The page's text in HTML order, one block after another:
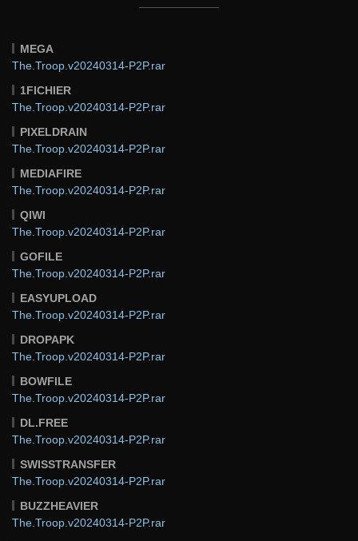
MEGA
The.Troop.v20240314-P2P.rar
1FICHIER
The.Troop.v20240314-P2P.rar
PIXELDRAIN
The.Troop.v20240314-P2P.rar
MEDIAFIRE
The.Troop.v20240314-P2P.rar
QIWI
The.Troop.v20240314-P2P.rar
GOFILE
The.Troop.v20240314-P2P.rar
EASYUPLOAD
The.Troop.v20240314-P2P.rar
DROPAPK
The.Troop.v20240314-P2P.rar
BOWFILE
The.Troop.v20240314-P2P.rar
DL.FREE
The.Troop.v20240314-P2P.rar
SWISSTRANSFER
The.Troop.v20240314-P2P.rar
BUZZHEAVIER
The.Troop.v20240314-P2P.rar